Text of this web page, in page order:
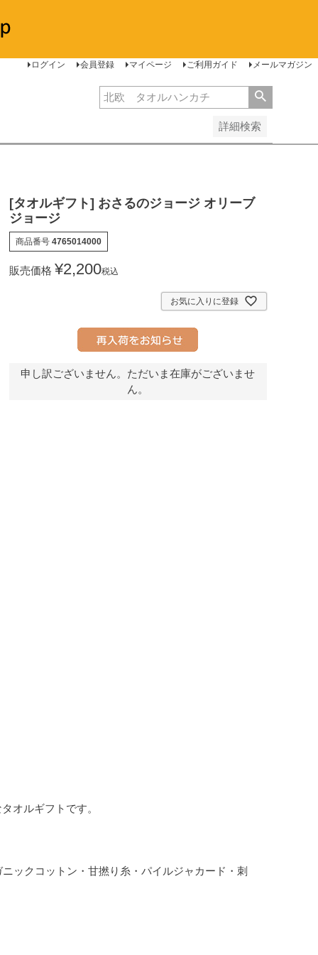
ログイン 会員登録 マイページ ご利用ガイド メールマガジン
詳細検索
順
[タオルギフト] おさるのジョージ オリーブ
ジョージ
商品番号 4765014000
販売価格 ¥2,200税込
お気に入りに登録
申し訳ございません。ただいま在庫がございませ
ん。
オルギフトです。
ックコットン・甘撚り糸・パイルジャカード・刺